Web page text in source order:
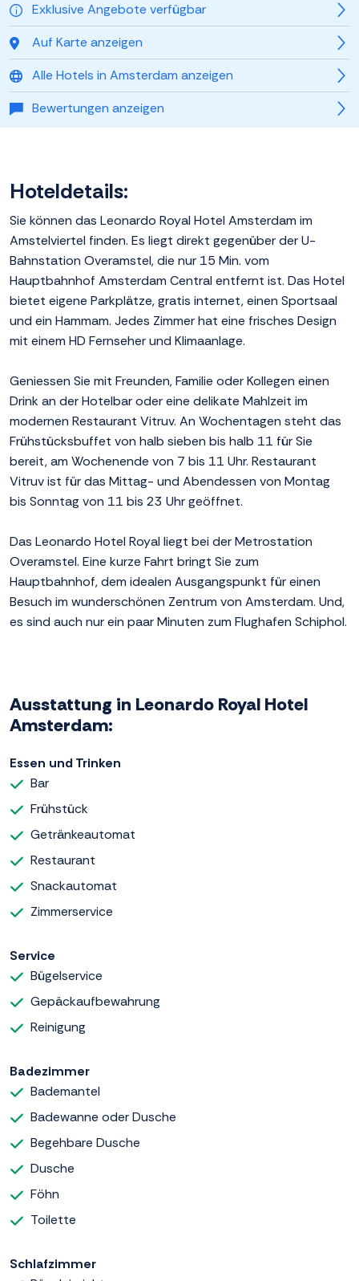
Exklusive Angebote verfügbar
Auf Karte anzeigen
Alle Hotels in Amsterdam anzeigen
Bewertungen anzeigen
Hoteldetails:
Sie können das Leonardo Royal Hotel Amsterdam im
Amstelviertel finden. Es liegt direkt gegenüber der U-
Bahnstation Overamstel, die nur 15 Min. vom
Hauptbahnhof Amsterdam Central entfernt ist. Das Hotel
bietet eigene Parkplätze, gratis internet, einen Sportsaal
und ein Hammam. Jedes Zimmer hat eine frisches Design
mit einem HD Fernseher und Klimaanlage.
Geniessen Sie mit Freunden, Familie oder Kollegen einen
Drink an der Hotelbar oder eine delikate Mahlzeit im
modernen Restaurant Vitruv. An Wochentagen steht das
Frühstücksbuffet von halb sieben bis halb 11 für Sie
bereit, am Wochenende von 7 bis 11 Uhr. Restaurant
Vitruv ist für das Mittag- und Abendessen von Montag
bis Sonntag von 11 bis 23 Uhr geöffnet.
Das Leonardo Hotel Royal liegt bei der Metrostation
Overamstel. Eine kurze Fahrt bringt Sie zum
Hauptbahnhof, dem idealen Ausgangspunkt für einen
Besuch im wunderschönen Zentrum von Amsterdam. Und,
es sind auch nur ein paar Minuten zum Flughafen Schiphol.
Ausstattung in Leonardo Royal Hotel
Amsterdam:
Essen und Trinken
Bar
Frühstück
Getränkeautomat
Restaurant
Snackautomat
Zimmerservice
Service
Bügelservice
Gepäckaufbewahrung
Reinigung
Badezimmer
Bademantel
Badewanne oder Dusche
Begehbare Dusche
Dusche
Föhn
Toilette
Schlafzimmer